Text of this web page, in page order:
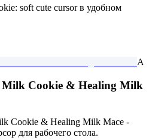
soft cute cursor в удобном
A
Cookie & Healing Milk
Cookie & Healing Milk Mace -
для рабочего стола.